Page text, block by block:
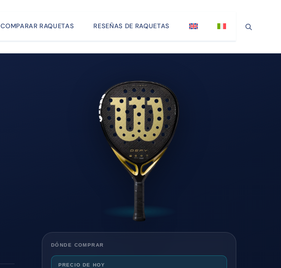
COMPARAR RAQUETAS RESEÑAS DE RAQUETAS
DÓNDE COMPRAR
PRECIO DE HOY